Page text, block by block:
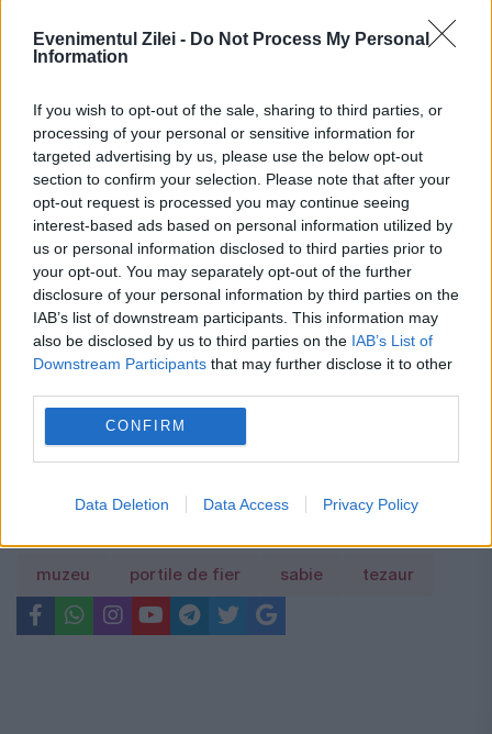
Evenimentul Zilei - Do Not Process My Personal
Information
If you wish to opt-out of the sale, sharing to third parties, or
processing of your personal or sensitive information for
targeted advertising by us, please use the below opt-out
section to confirm your selection. Please note that after your
opt-out request is processed you may continue seeing
interest-based ads based on personal information utilized by
us or personal information disclosed to third parties prior to
your opt-out. You may separately opt-out of the further
disclosure of your personal information by third parties on the
IAB’s list of downstream participants. This information may
also be disclosed by us to third parties on the IAB’s List of
Downstream Participants that may further disclose it to other
CONFIRM
Data Deletion Data Access Privacy Policy
(anul 1700), monede din argint din
tezaurul de la Gornenţi,
66 de monedeaustriece din aur şi din
argint din Tezaurul de la Balta”.
Locuiești la bloc? 10 reguli pe care mulți
proprietari le înțeleg greșit și ajung să
plătească mai mult.Ce spune legea
Concediu 2026. Dreptul pe care mulți
salariați nu îl cunosc. Când se pot pierde
zilele de concediu și când nu
muzeu portile de fier sabie tezaur